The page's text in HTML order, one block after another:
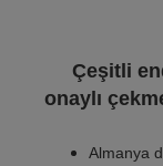
Çeşitli
onaylı
Almanya